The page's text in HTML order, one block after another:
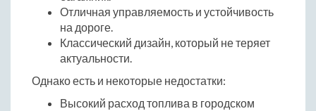
Отличная управляемость и устойчивость
на дороге.
Классический дизайн, который не теряет
актуальности.
Однако есть и некоторые недостатки:
Высокий расход топлива в городском